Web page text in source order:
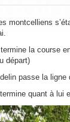
montcelliens
la course
départ)
passe la
quant à lui